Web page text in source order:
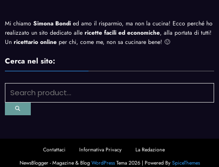
Mi chiamo Simona Bondi ed amo il risparmio, ma non la cucina! Ecco perché ho
realizzato un sito dedicato alle ricette facili ed economiche, alla portata di tutti!
Un ricettario online per chi, come me, non sa cucinare bene! 🙂
Cerca nel sito:
Contattaci Informativa Privacy
La Redazione
NewsBlogger - Magazine & Blog WordPressTema 2026 | Powered By SpiceThemes